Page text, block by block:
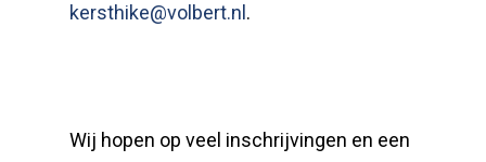
kersthike@volbert.nl .
Wij hopen op veel inschrijvingen en een